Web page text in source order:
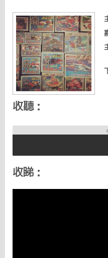
收聽：
收睇：